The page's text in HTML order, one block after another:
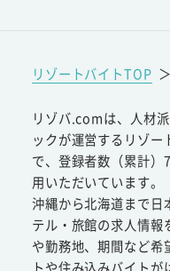
リゾートバイトTOP ＞
リゾバ.comは、人材
ックが運営するリゾー
で、登録者数（累計
用いただいています。
沖縄から北海道まで日
テル・旅館の求人情報
や勤務地、期間など希
トや住み込みバイト